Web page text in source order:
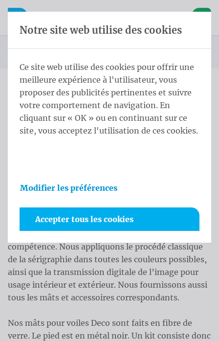
Skip content
Sauter la sélection de la langue
Ouvrir la navigation mobile
Page d'accueil
Produits
Drapeaux Beach Beachdrop
Skip categories
Beachdrop
notre spécialité: nous les fabriquons dans toutes les
formes, couleurs, finitions, dimensions et
matériaux. Parce que la finition seule ne détermine
pas la longévité du drapeau, Waelkens n’utilise
que les meilleurs matériaux et les traite avec
compétence. Nous appliquons le procédé classique
de la sérigraphie dans toutes les couleurs possibles,
ainsi que la transmission digitale de l’image pour
usage intérieur et extérieur. Nous fournissons aussi
tous les mâts et accessoires correspondants.
Nos mâts pour voiles Deco sont faits en fibre de
verre. Le pied est en métal noir. Un kit consiste donc
Notre site web utilise des cookies
Ce site web utilise des cookies pour offrir une
meilleure expérience à l'utilisateur, vous
proposer des publicités pertinentes et suivre
votre comportement de navigation. En
cliquant sur « OK » ou en continuant sur ce
site, vous acceptez l'utilisation de ces cookies.
Modifier les préférences
Accepter tous les cookies